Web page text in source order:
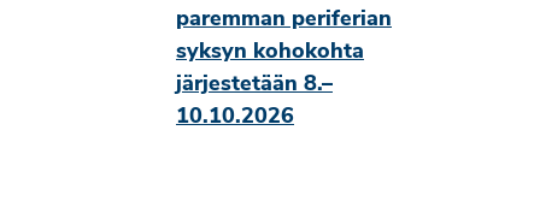
paremman periferian
syksyn kohokohta
järjestetään 8.–
10.10.2026